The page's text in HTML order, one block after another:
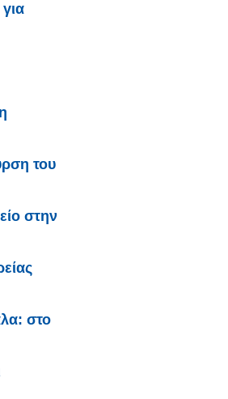
του
στην
στο